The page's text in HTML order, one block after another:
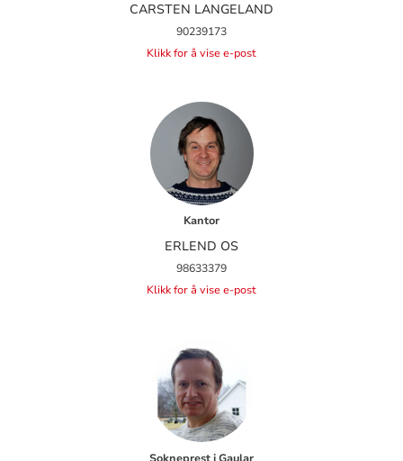
CARSTEN LANGELAND
90239173
Klikk for å vise e-post
Kantor
ERLEND OS
98633379
Klikk for å vise e-post
Sokneprest i Gaular